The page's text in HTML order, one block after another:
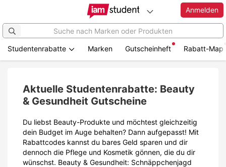
springen
Anmelden
Studentenrabatte Marken Gutscheinheft Rabatt-Map
Aktuelle Studentenrabatte: Beauty
& Gesundheit Gutscheine
Du liebst Beauty-Produkte und möchtest gleichzeitig
dein Budget im Auge behalten? Dann aufgepasst! Mit
Rabattcodes kannst du bares Geld sparen und dir
dennoch die Pflege und Kosmetik gönnen, die du dir
wünschst. Beauty & Gesundheit: Schnäppchenjagd